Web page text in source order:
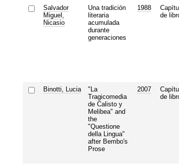
Salvador
Miguel,
Nicasio
Una tradición
literaria
acumulada
durante
generaciones
1988
de
Binotti, Lucia
"La
Tragicomedia
de Calisto y
Melibea" and
the
"Questione
della Lingua"
after Bembo's
Prose
2007
de